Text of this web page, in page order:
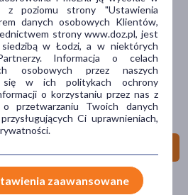
250 szt.
(37)
(14)
z poziomu strony "Ustawienia
danych osobowych Klientów,
strony www.doz.pl, jest
w Łodzi, a w niektórych
Informacja o celach
osobowych przez naszych
się w ich politykach ochrony
o korzystaniu przez nas z
przetwarzaniu Twoich danych
Ci uprawnieniach,
zaawansowane